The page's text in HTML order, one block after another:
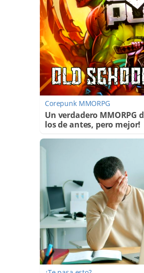
Corepunk MMORPG
Un verdadero MMORPG
los de antes, pero mejor!